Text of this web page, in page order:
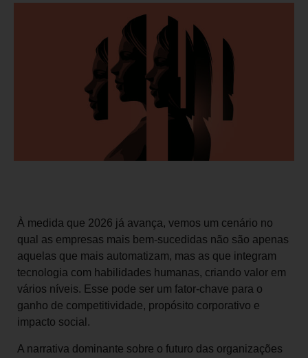
À medida que 2026 já avança, vemos um cenário no
qual as empresas mais bem‑sucedidas não são apenas
aquelas que mais automatizam, mas as que integram
tecnologia com habilidades humanas, criando valor em
vários níveis. Esse pode ser um fator-chave para o
ganho de competitividade, propósito corporativo e
impacto social.
A narrativa dominante sobre o futuro das organizações